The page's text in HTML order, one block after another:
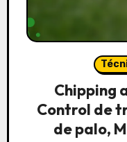
Chipping
Control de
de palo,